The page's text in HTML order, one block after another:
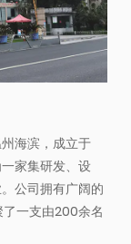
海滨，成立于
家集研发、设
公司拥有广阔的
一支由200余名